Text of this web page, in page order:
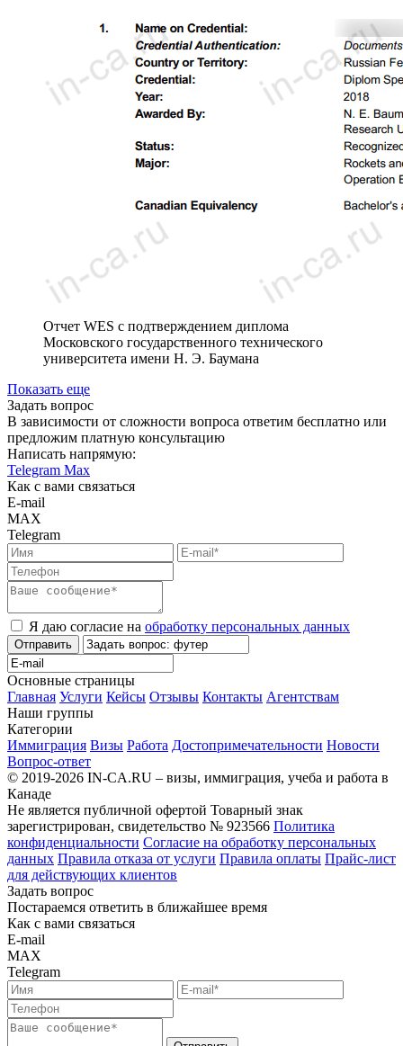
Отчет WES с подтверждением диплома
Московского государственного технического
университета имени Н. Э. Баумана
Показать еще
Задать вопрос
В зависимости от сложности вопроса ответим бесплатно или
предложим платную консультацию
Написать напрямую:
Telegram Max
Как с вами связаться
E-mail
MAX
Telegram
Я даю согласие на обработку персональных данных
Отправить
Основные страницы
Главная Услуги Кейсы Отзывы Контакты Агентствам
Наши группы
Категории
Иммиграция Визы Работа Достопримечательности Новости
Вопрос-ответ
© 2019-2026 IN-CA.RU – визы, иммиграция, учеба и работа в
Канаде
Не является публичной офертой Товарный знак
зарегистрирован, свидетельство № 923566 Политика
конфиденциальности Согласие на обработку персональных
данных Правила отказа от услуги Правила оплаты Прайс-лист
для действующих клиентов
Задать вопрос
Постараемся ответить в ближайшее время
Как с вами связаться
E-mail
MAX
Telegram